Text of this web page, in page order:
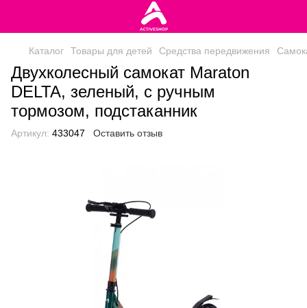
Каталог Товары для детей Средства передвижения
Двухколесный самокат Maraton
DELTA, зеленый, с ручным
тормозом, подстаканник
Артикул: 433047 Оставить отзыв